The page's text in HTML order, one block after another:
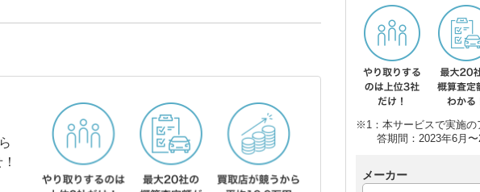
※1：本サービスで実施の
答期間：2023年6月〜
メーカー